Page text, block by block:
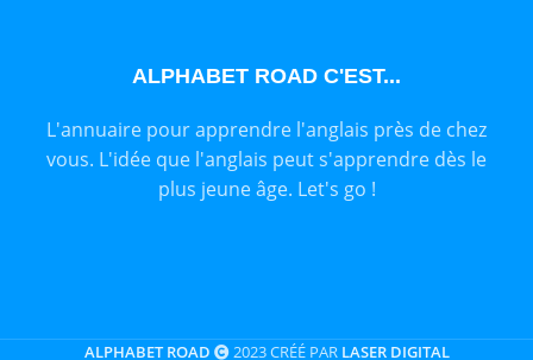
ALPHABET ROAD C'EST...
L'annuaire pour apprendre l'anglais près de chez
vous. L'idée que l'anglais peut s'apprendre dès le
plus jeune âge. Let's go !
ALPHABET ROAD 2023 CRÉÉ PAR LASER DIGITAL